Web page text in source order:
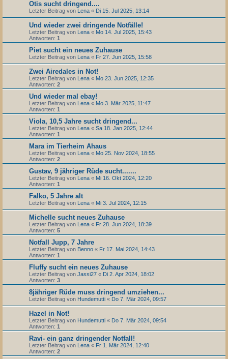
Otis sucht dringend....
Letzter Beitrag von Lena « Di 15. Jul 2025, 13:14
Und wieder zwei dringende Notfälle!
Letzter Beitrag von Lena « Mo 14. Jul 2025, 15:43
Antworten: 1
Piet sucht ein neues Zuhause
Letzter Beitrag von Lena « Fr 27. Jun 2025, 15:58
Zwei Airedales in Not!
Letzter Beitrag von Lena « Mo 23. Jun 2025, 12:35
Antworten: 2
Und wieder mal ebay!
Letzter Beitrag von Lena « Mo 3. Mär 2025, 11:47
Antworten: 1
Viola, 10,5 Jahre sucht dringend...
Letzter Beitrag von Lena « Sa 18. Jan 2025, 12:44
Antworten: 1
Mara im Tierheim Ahaus
Letzter Beitrag von Lena « Mo 25. Nov 2024, 18:55
Antworten: 2
Gustav, 9 jähriger Rüde sucht.......
Letzter Beitrag von Lena « Mi 16. Okt 2024, 12:20
Antworten: 1
Falko, 5 Jahre alt
Letzter Beitrag von Lena « Mi 3. Jul 2024, 12:15
Michelle sucht neues Zuhause
Letzter Beitrag von Lena « Fr 28. Jun 2024, 18:39
Antworten: 5
Notfall Jupp, 7 Jahre
Letzter Beitrag von Benno « Fr 17. Mai 2024, 14:43
Antworten: 1
Fluffy sucht ein neues Zuhause
Letzter Beitrag von Jassi27 « Di 2. Apr 2024, 18:02
Antworten: 3
8jähriger Rüde muss dringend umziehen...
Letzter Beitrag von Hundemutti « Do 7. Mär 2024, 09:57
Hazel in Not!
Letzter Beitrag von Hundemutti « Do 7. Mär 2024, 09:54
Antworten: 1
Ravi- ein ganz dringender Notfall!
Letzter Beitrag von Lena « Fr 1. Mär 2024, 12:40
Antworten: 2